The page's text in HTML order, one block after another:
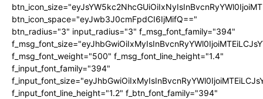
btn_icon_space="eyJwb3J0cmFpdCI6IjMifQ=="
btn_radius="3" input_radius="3" f_msg_font_family="394"
f_msg_font_weight="500" f_msg_font_line_height="1.4"
f_input_font_family="394"
f_input_font_line_height="1.2" f_btn_font_family="394"